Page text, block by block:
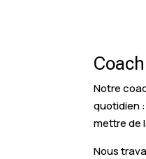
Notre
quotidien
mettre de
Nous